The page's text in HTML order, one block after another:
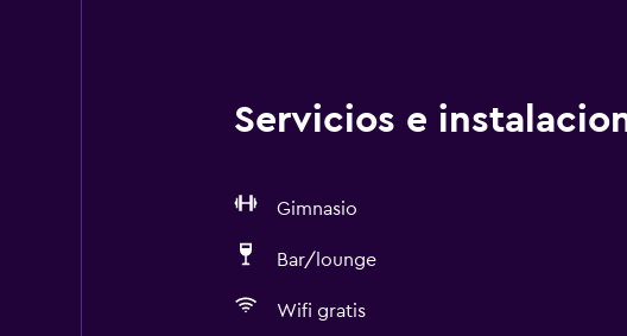
Servicios e
Gimnasio
Bar/lounge
Wifi gratis